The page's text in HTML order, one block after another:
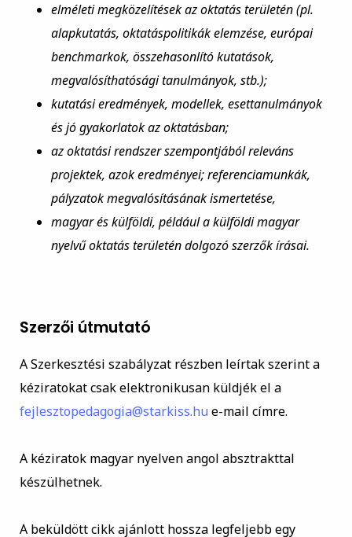
elméleti megközelítések az oktatás területén (pl.
alapkutatás, oktatáspolitikák elemzése, európai
benchmarkok, összehasonlító kutatások,
megvalósíthatósági tanulmányok, stb.);
kutatási eredmények, modellek, esettanulmányok
és jó gyakorlatok az oktatásban;
az oktatási rendszer szempontjából releváns
projektek, azok eredményei; referenciamunkák,
pályzatok megvalósításának ismertetése,
magyar és külföldi, például a külföldi magyar
nyelvű oktatás területén dolgozó szerzők írásai.
Szerzői útmutató
A Szerkesztési szabályzat részben leírtak szerint a
kéziratokat csak elektronikusan küldjék el a
fejlesztopedagogia@starkiss.hu e-mail címre.
A kéziratok magyar nyelven angol absztrakttal
készülhetnek.
A beküldött cikk ajánlott hossza legfeljebb egy